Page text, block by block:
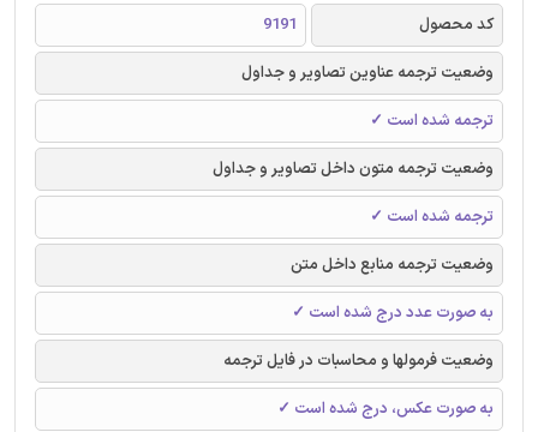
کد محصول
9191
وضعیت ترجمه عناوین تصاویر و جداول
ترجمه شده است ✓
وضعیت ترجمه متون داخل تصاویر و جداول
ترجمه شده است ✓
وضعیت ترجمه منابع داخل متن
به صورت عدد درج شده است ✓
وضعیت فرمولها و محاسبات در فایل ترجمه
به صورت عکس، درج شده است ✓